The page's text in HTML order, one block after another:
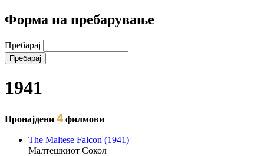
Форма на пребарување
Пребарај
1941
Пронајдени 4 филмови
The Maltese Falcon (1941)
Малтешкиот Сокол